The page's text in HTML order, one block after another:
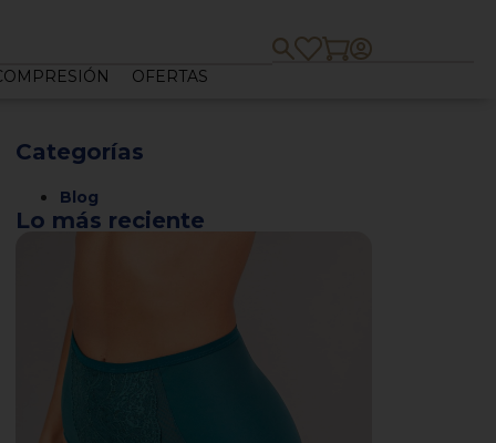
OFERTAS
Categorías
Blog
Lo más reciente